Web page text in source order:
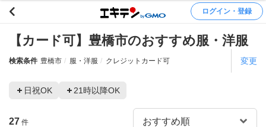
ログイン・登録
【カード可】豊橋市のおすすめ服・洋服
検索条件 豊橋市 服・洋服 クレジットカード可 変更
日祝OK 21時以降OK
27 件